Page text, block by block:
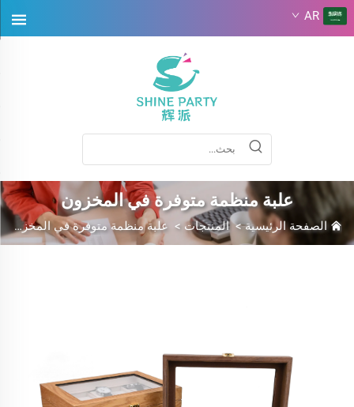
AR
علبة منظمة متوفرة في المخزون
الصفحة الرئيسية>المنتجات > علبة منظمة متوفرة في المخزون